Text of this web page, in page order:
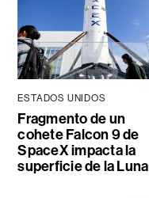
ESTADOS UNIDOS
Fragmento de un
cohete Falcon 9 de
SpaceX impacta la
superficie de la Luna